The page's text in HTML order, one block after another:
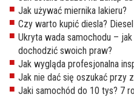
505
483
969
kontakt@auto-
inspekcje.pl
Jak używać miernika lakieru?
Czy warto kupić diesla?
Ukryta wada samochodu –
dochodzić swoich praw?
Jak wygląda profesjonalna
Jak nie dać się oszukać przy
Jaki samochód do 10 tys? 7